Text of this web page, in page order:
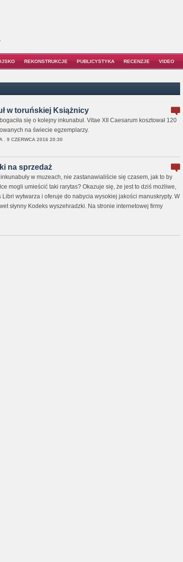
REKONSTRUKCJE PUBLICYSTYKA RECENZJE VIDEO
w toruńskiej Książnicy
się o kolejny inkunabuł. Vitae XII Caesarum kosztował 120
na świecie egzemplarzy.
, 9 CZERWCA 2016 20:30
na sprzedaż
w muzeach, nie zastanawialiście się czasem, jak to by
mogli umieścić taki rarytas? Okazuje się, że jest to dziś możliwe,
Libri wytwarza i oferuje do nabycia wysokiej jakości manuskrypty. W
słynny Kodeks wyszehradzki. Na stronie internetowej firmy